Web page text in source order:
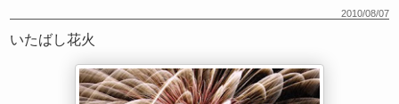
2010/08/07
いたばし花火